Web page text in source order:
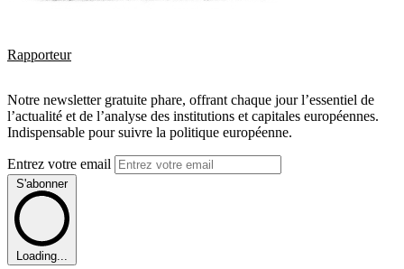
Rapporteur
Notre newsletter gratuite phare, offrant chaque jour l’essentiel de
l’actualité et de l’analyse des institutions et capitales européennes.
Indispensable pour suivre la politique européenne.
Entrez votre email
S'abonner
Loading...